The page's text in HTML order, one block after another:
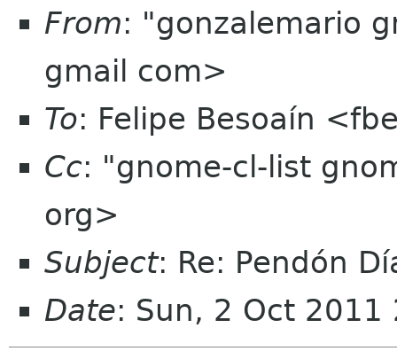
From: "gonzalemario
gmail com>
To: Felipe Besoaín
Cc: "gnome-cl-list
org>
Subject: Re: Pendón
Date: Sun, 2 Oct